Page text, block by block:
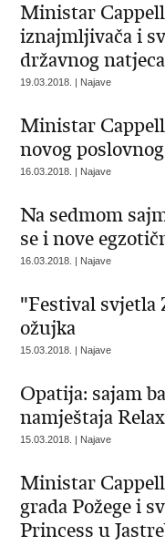
​Ministar
iznajmljivača i
državnog
19.03.2018. | Najave
Ministar
novog
16.03.2018. | Najave
Na sedmom
se i nove
16.03.2018. | Najave
"Festival svjetla
ožujka
15.03.2018. | Najave
Opatija: sajam
namještaja
15.03.2018. | Najave
Ministar
grada Požege i
Princess u